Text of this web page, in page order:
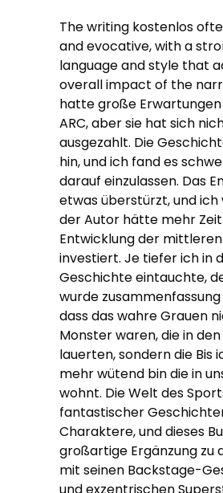
The writing kostenlos
and evocative, with a
language and style that
overall impact of the
hatte große
ARC, aber sie hat sich
ausgezahlt. Die
hin, und ich fand es
darauf einzulassen. Das
etwas überstürzt, und ich
der Autor hätte mehr Zeit
Entwicklung der
investiert. Je tiefer ich in
Geschichte eintauchte,
wurde
dass das wahre Grauen
Monster waren, die in
lauerten, sondern die Bis
mehr wütend bin die in
wohnt. Die Welt des
fantastischer
Charaktere, und dieses
großartige Ergänzung zu
mit seinen Backstage-